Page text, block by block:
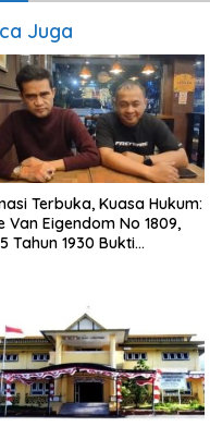
Juga
Terbuka, Kuasa Hukum:
Van Eigendom No 1809,
Tahun 1930 Bukti